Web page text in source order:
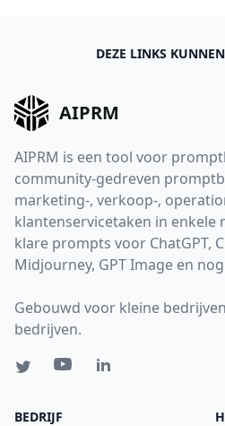
DEZE LINKS
AIPRM
AIPRM is een tool voor
community-gedreven
marketing-, verkoop-,
klantenservicetaken in enkele
klare prompts voor ChatGPT,
Midjourney, GPT Image en
Gebouwd voor kleine
bedrijven.
BEDRIJF